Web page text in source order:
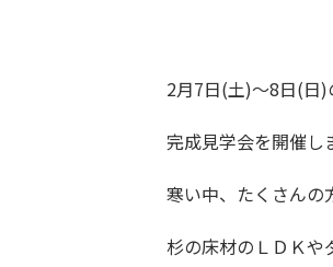
2月7日(土)～8日(日)
完成見学会を開催し
寒い中、たくさんの
杉の床材のＬＤＫや